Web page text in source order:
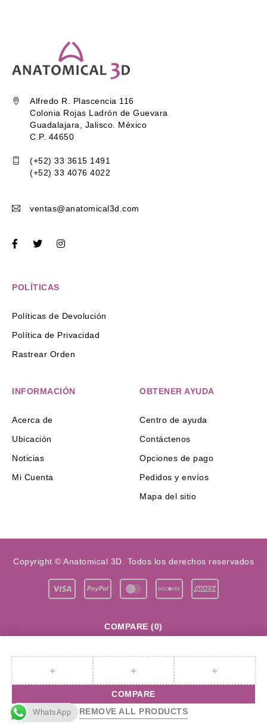
Alfredo R. Plascencia 116
Colonia Rojas Ladrón de Guevara
Guadalajara, Jalisco. México
C.P. 44650
(+52) 33 3615 1491
(+52) 33 4076 4022
ventas@anatomical3d.com
POLÍTICAS
Políticas de Devolución
Política de Privacidad
Rastrear Orden
INFORMACIÓN
Acerca de
Ubicación
Noticias
Mi Cuenta
OBTENER AYUDA
Centro de ayuda
Contáctenos
Opciones de pago
Pedidos y envíos
Mapa del sitio
Copyright © Anatomical 3D. Todos los derechos reservados
WhatsApp
COMPARE (0)
COMPARE
REMOVE ALL PRODUCTS